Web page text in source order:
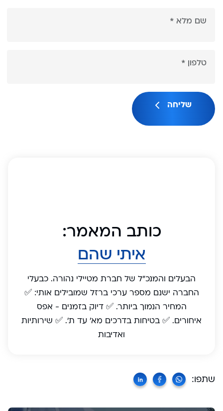
שליחה
כותב המאמר:
איתי שהם
הבעלים והמנכ"ל של חברת מטיילי נהורה. כבעלי
החברה ישנם מספר ערכי ברזל שמובילים אותי: ✅
המחיר הנמוך ביותר. ✅ דיוק בזמנים - אפס
איחורים. ✅ בטיחות בדרכים מא' עד ת'. ✅ שירותיות
ואדיבות
שתפו: